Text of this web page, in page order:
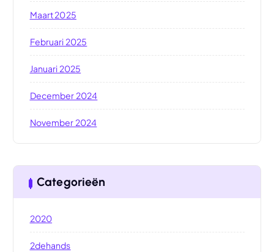
Maart 2025
Februari 2025
Januari 2025
December 2024
November 2024
Categorieën
2020
2dehands